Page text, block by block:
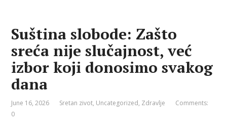
Suština slobode: Zašto
sreća nije slučajnost, već
izbor koji donosimo svakog
dana
June 16, 2026 Sretan zivot, Uncategorized, Zdravlje
Comments:
0